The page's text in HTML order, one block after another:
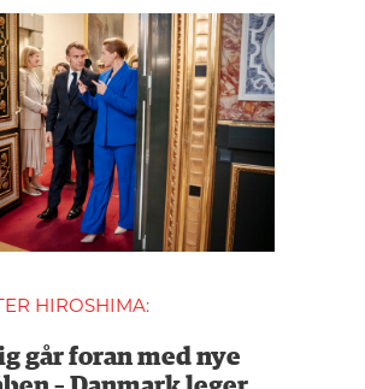
HIROSHIMA:
går foran med nye